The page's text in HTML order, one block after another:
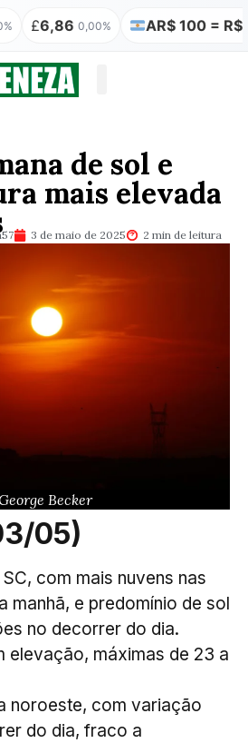
6,86 0,00% AR$ 100 = R$ 0,31
de sol e
mais elevada
3 de maio de 2025 2 min de leitura
Becker
05)
com mais nuvens nas
manhã, e predomínio de sol
no decorrer do dia.
elevação, máximas de 23 a
noroeste, com variação
do dia, fraco a